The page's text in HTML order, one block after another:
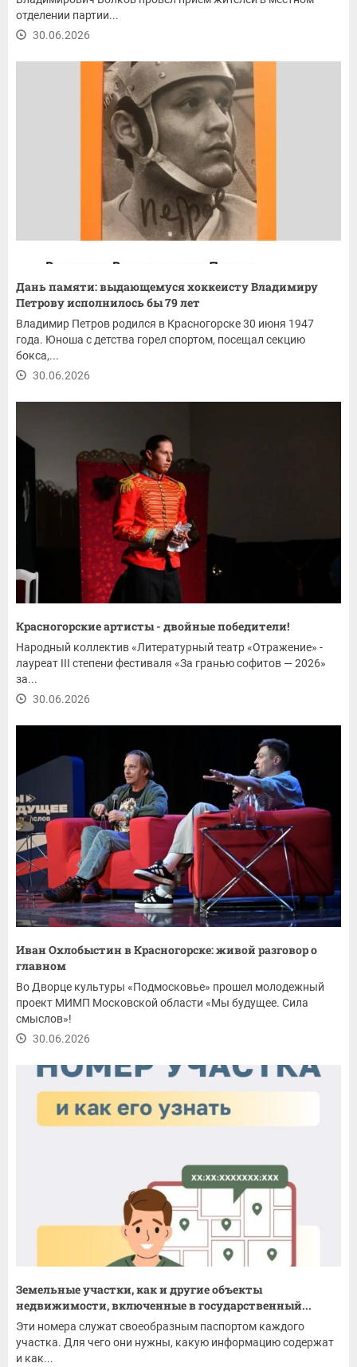
отделении партии...
30.06.2026
Дань памяти: выдающемуся хоккеисту Владимиру
Петрову исполнилось бы 79 лет
Владимир Петров родился в Красногорске 30 июня 1947
года. Юноша с детства горел спортом, посещал секцию
бокса,...
30.06.2026
Красногорские артисты - двойные победители!
Народный коллектив «Литературный театр «Отражение» -
лауреат III степени фестиваля «За гранью софитов — 2026»
за...
30.06.2026
Иван Охлобыстин в Красногорске: живой разговор о
главном
Во Дворце культуры «Подмосковье» прошел молодежный
проект МИМП Московской области «Мы будущее. Сила
смыслов»!
30.06.2026
Земельные участки, как и другие объекты
недвижимости, включенные в государственный...
Эти номера служат своеобразным паспортом каждого
участка. Для чего они нужны, какую информацию содержат
и как...